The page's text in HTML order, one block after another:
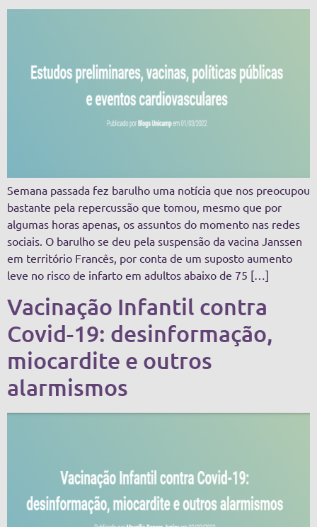
Semana passada fez barulho uma notícia que nos preocupou
bastante pela repercussão que tomou, mesmo que por
algumas horas apenas, os assuntos do momento nas redes
sociais. O barulho se deu pela suspensão da vacina Janssen
em território Francês, por conta de um suposto aumento
leve no risco de infarto em adultos abaixo de 75 […]
Vacinação Infantil contra
Covid-19: desinformação,
miocardite e outros
alarmismos